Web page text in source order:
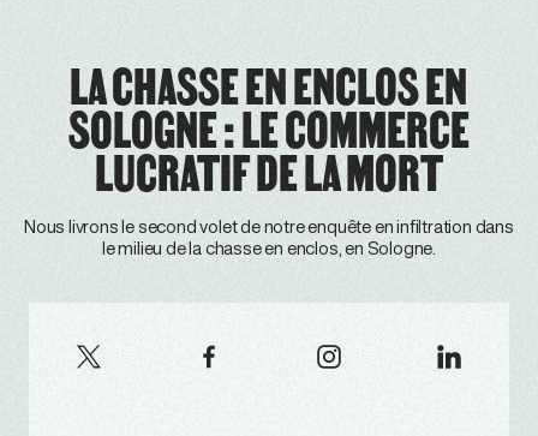
LA CHASSE EN ENCLOS EN
SOLOGNE : LE COMMERCE
LUCRATIF DE LA MORT
Nous livrons le second volet de notre enquête en infiltration dans
le milieu de la chasse en enclos, en Sologne.